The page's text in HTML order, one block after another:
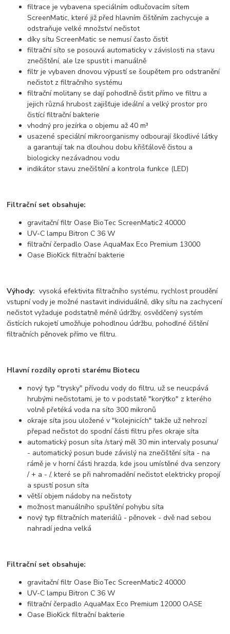
filtrace je vybavena speciálním odlučovacím sítem
ScreenMatic, které již před hlavním čištěním zachycuje a
odstraňuje velké množství nečistot
díky sítu ScreenMatic se nemusí často čistit
filtrační síto se posouvá automaticky v závislosti na stavu
znečištění, ale lze spustit i manuálně
filtr je vybaven dnovou výpustí se šoupětem pro odstranění
nečistot z filtračního systému
filtrační molitany se dají pohodlně čistit přímo ve filtru a
jejich různá hrubost zajišťuje ideální a velký prostor pro
čistící filtrační bakterie
vhodný pro jezírka o objemu až 40 m³
usazené speciální mikroorganismy odbourají škodlivé látky
a garantují tak na dlouhou dobu křišťálově čistou a
biologicky nezávadnou vodu
indikátor stavu znečištění a kontrola funkce (LED)
Filtrační set obsahuje:
gravitační filtr Oase BioTec ScreenMatic2 40000
UV-C lampu Bitron C 36 W
filtrační čerpadlo Oase AquaMax Eco Premium 13000
Oase BioKick filtrační bakterie
Výhody: vysoká efektivita filtračního systému, rychlost proudění
vstupní vody je možné nastavit individuálně, díky sítu na zachycení
nečistot vyžaduje podstatně méně údržby, osvědčený systém
čistících rukojetí umožňuje pohodlnou údržbu, pohodlné čištění
filtračních pěnovek přímo ve filtru.
Hlavní rozdíly oproti starému Biotecu
nový typ "trysky" přívodu vody do filtru, už se neucpává
hrubými nečistotami, je to v podstatě "korýtko" z kterého
volně přetéká voda na síto 300 mikronů
okraje síta jsou uložené v "kolejnicích" takže už nehrozí
přepad nečistot do spodní části filtru přes okraje síta
automatický posun síta /starý měl 30 min intervaly posunu/
- automatický posun bude závislý na znečištění síta - na
rámě je v horní části hrazda, kde jsou umístěné dva senzory
/ + a - /, které se při nahromadění nečistot elektricky propojí
a spustí posun síta
větší objem nádoby na nečistoty
možnost manuálního spuštění pohybu síta
nový typ filtračních materiálů - pěnovek - dvě nad sebou
nahradí jedna velká
Filtrační set obsahuje:
gravitační filtr Oase BioTec ScreenMatic2 40000
UV-C lampu Bitron C 36 W
filtrační čerpadlo AquaMax Eco Premium 12000 OASE
Oase BioKick filtrační bakterie